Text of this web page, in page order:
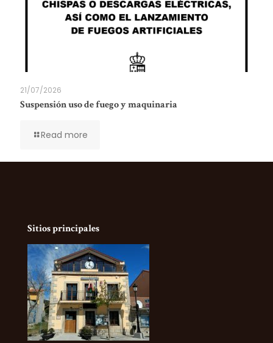
21/07/2026
Suspensión uso de fuego y maquinaria
Read more
Sitios principales